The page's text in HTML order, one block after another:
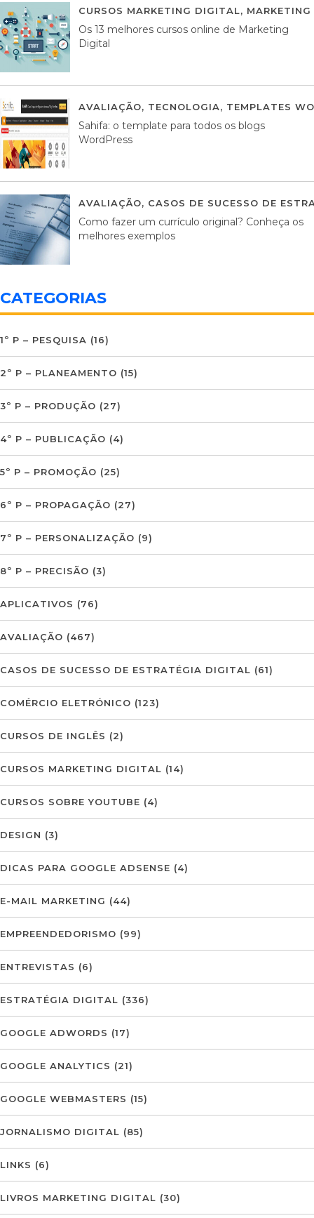
CURSOS MARKETING DIGITAL,
Os 13 melhores cursos online de Marketing
Digital
AVALIAÇÃO, TECNOLOGIA, TEMPLATES
Sahifa: o template para todos os blogs
WordPress
AVALIAÇÃO, CASOS DE SUCESSO DE
Como fazer um currículo original? Conheça os
melhores exemplos
CATEGORIAS
1º P – PESQUISA (16)
2º P – PLANEAMENTO (15)
3º P – PRODUÇÃO (27)
4º P – PUBLICAÇÃO (4)
5º P – PROMOÇÃO (25)
6º P – PROPAGAÇÃO (27)
7º P – PERSONALIZAÇÃO (9)
8º P – PRECISÃO (3)
APLICATIVOS (76)
AVALIAÇÃO (467)
CASOS DE SUCESSO DE ESTRATÉGIA DIGITAL (61)
COMÉRCIO ELETRÓNICO (123)
CURSOS DE INGLÊS (2)
CURSOS MARKETING DIGITAL (14)
CURSOS SOBRE YOUTUBE (4)
DESIGN (3)
DICAS PARA GOOGLE ADSENSE (4)
E-MAIL MARKETING (44)
EMPREENDEDORISMO (99)
ENTREVISTAS (6)
ESTRATÉGIA DIGITAL (336)
GOOGLE ADWORDS (17)
GOOGLE ANALYTICS (21)
GOOGLE WEBMASTERS (15)
JORNALISMO DIGITAL (85)
LINKS (6)
LIVROS MARKETING DIGITAL (30)